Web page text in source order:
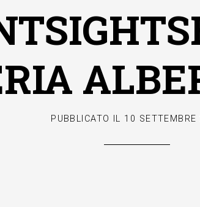
PUBBLICATO IL 10 SETTEMBRE